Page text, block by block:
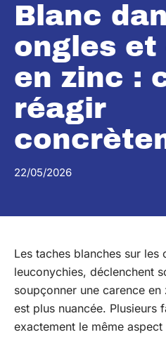
Blanc
ongles
en zinc :
réagir
22/05/2026
Les taches blanches sur les
leuconychies, déclenchent
soupçonner une carence
est plus nuancée. Plusieurs
exactement le même